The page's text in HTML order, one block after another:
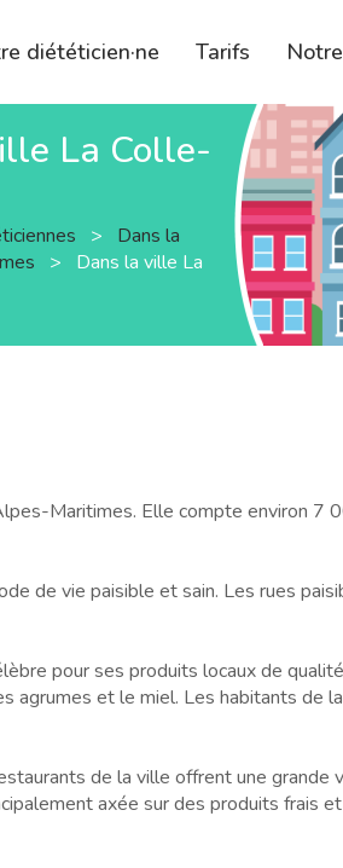
diététicien·ne Tarifs
La Colle-
>
Dans la
>
Dans la ville La
Maritimes. Elle compte environ 7
de vie paisible et sain. Les rues
pour ses produits locaux de
et le miel. Les habitants de
de la ville offrent une
axée sur des produits frais